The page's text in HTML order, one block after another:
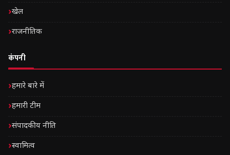
खेल
राजनीतिक
कंपनी
हमारे बारे में
हमारी टीम
संपादकीय नीति
स्वामित्व